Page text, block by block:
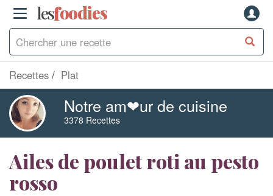
lesfoodies
Recettes Plat
Notre am❤ur de cuisine
3378 Recettes
Ailes de poulet roti au pesto
rosso